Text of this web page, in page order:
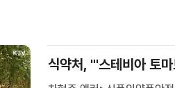
방위사업청
소방청식약처, "'스테비아 토